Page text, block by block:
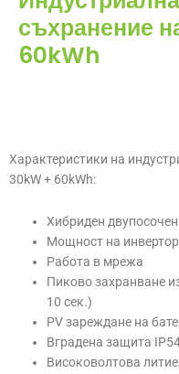
съхранение
60kWh
Характеристики на
30kW + 60kWh:
Хибриден
Мощност на
Работа в мрежа
Пиково захранване
10 сек.)
PV зареждане на
Вградена защита
Високоволтова